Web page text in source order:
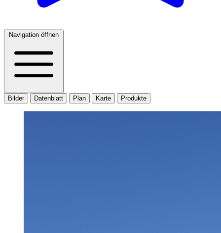
Navigation öffnen
Bilder Datenblatt Plan Karte Produkte